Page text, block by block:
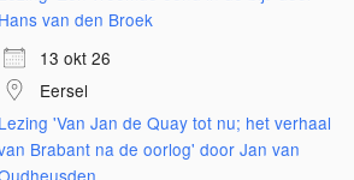
Hans van den Broek
13 okt 26
Eersel
Lezing 'Van Jan de Quay tot nu; het verhaal
Brabant na de oorlog' door Jan van